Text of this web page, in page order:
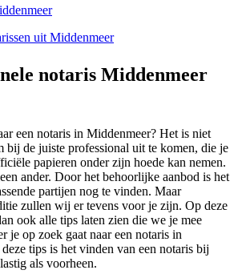
uit Middenmeer
notaris Middenmeer
een notaris in Middenmeer? Het is niet
bij de juiste professional uit te komen, die je
papieren onder zijn hoede kan nemen.
ander. Door het behoorlijke aanbod is het
partijen nog te vinden. Maar
zullen wij er tevens voor je zijn. Op deze
ook alle tips laten zien die we je mee
je op zoek gaat naar een notaris in
tips is het vinden van een notaris bij
als voorheen.